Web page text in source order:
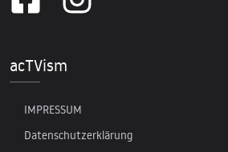
acTVism
IMPRESSUM
Datenschutzerklärung